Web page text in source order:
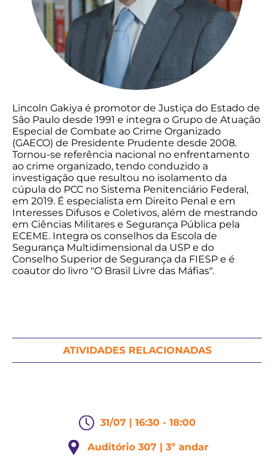
Lincoln Gakiya é promotor de Justiça do Estado de
São Paulo desde 1991 e integra o Grupo de Atuação
Especial de Combate ao Crime Organizado
(GAECO) de Presidente Prudente desde 2008.
Tornou-se referência nacional no enfrentamento
ao crime organizado, tendo conduzido a
investigação que resultou no isolamento da
cúpula do PCC no Sistema Penitenciário Federal,
em 2019. É especialista em Direito Penal e em
Interesses Difusos e Coletivos, além de mestrando
em Ciências Militares e Segurança Pública pela
ECEME. Integra os conselhos da Escola de
Segurança Multidimensional da USP e do
Conselho Superior de Segurança da FIESP e é
coautor do livro "O Brasil Livre das Máfias".
ATIVIDADES RELACIONADAS
31/07 | 16:30 - 18:00
Auditório 307 | 3º andar